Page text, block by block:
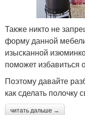
Также никто не
форму данной
изысканной
поможет
Поэтому давайте
как сделать полочку
читать дальше →